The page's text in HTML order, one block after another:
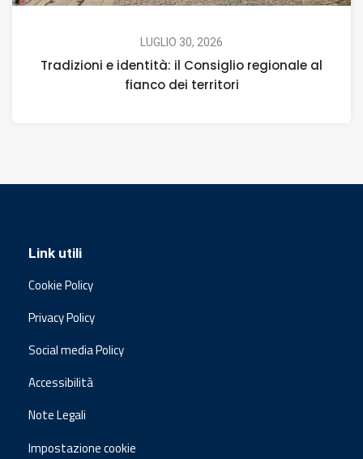
LUGLIO 30, 2026
Tradizioni e identità: il Consiglio regionale al
fianco dei territori
Link utili
Cookie Policy
Privacy Policy
Social media Policy
Accessibilità
Note Legali
Impostazione cookie